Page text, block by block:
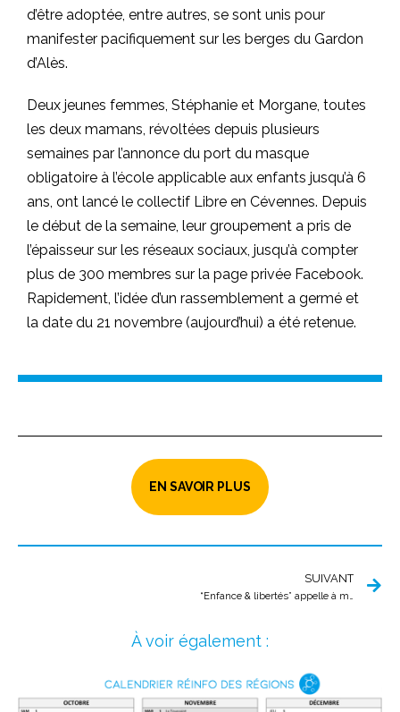
d’être adoptée, entre autres, se sont unis pour
manifester pacifiquement sur les berges du Gardon
d’Alès.
Deux jeunes femmes, Stéphanie et Morgane, toutes
les deux mamans, révoltées depuis plusieurs
semaines par l’annonce du port du masque
obligatoire à l’école applicable aux enfants jusqu’à 6
ans, ont lancé le collectif Libre en Cévennes. Depuis
le début de la semaine, leur groupement a pris de
l’épaisseur sur les réseaux sociaux, jusqu’à compter
plus de 300 membres sur la page privée Facebook.
Rapidement, l’idée d’un rassemblement a germé et
la date du 21 novembre (aujourd’hui) a été retenue.
EN SAVOIR PLUS
SUIVANT
À voir également :